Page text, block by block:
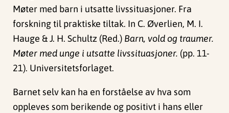
Møter med barn i utsatte livssituasjoner. Fra
forskning til praktiske tiltak. In C. Øverlien, M. I.
Hauge & J. H. Schultz (Red.) Barn, vold og traumer.
Møter med unge i utsatte livssituasjoner. (pp. 11-
21). Universitetsforlaget.
Barnet selv kan ha en forståelse av hva som
oppleves som berikende og positivt i hans eller